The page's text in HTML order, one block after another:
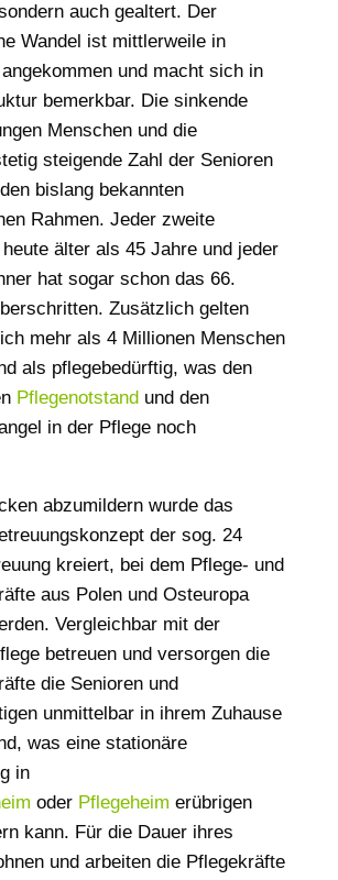
auch gealtert. Der
Wandel ist mittlerweile in
und macht sich in
bemerkbar. Die sinkende
Menschen und die
steigende Zahl der Senioren
bislang bekannten
Rahmen. Jeder zweite
älter als 45 Jahre und jeder
hat sogar schon das 66.
Zusätzlich gelten
mehr als 4 Millionen Menschen
als pflegebedürftig, was den
Pflegenotstand und den
in der Pflege noch
abzumildern wurde das
der sog. 24
kreiert, bei dem Pflege- und
aus Polen und Osteuropa
Vergleichbar mit der
betreuen und versorgen die
die Senioren und
unmittelbar in ihrem Zuhause
was eine stationäre
in
oder Pflegeheim erübrigen
kann. Für die Dauer ihres
und arbeiten die Pflegekräfte